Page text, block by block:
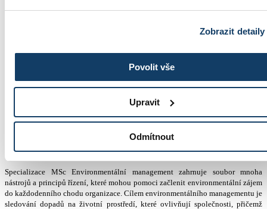
Zobrazit detaily
Povolit vše
Upravit
Odmítnout
MSc Environmentální
management
Master of Science (MSc)
Specializace MSc Environmentální management zahrnuje soubor mnoha
nástrojů a principů řízení, které mohou pomoci začlenit environmentální zájem
do každodenního chodu organizace. Cílem environmentálního managementu je
sledování dopadů na životní prostředí, které ovlivňují společnosti, přičemž